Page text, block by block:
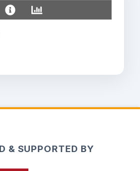
& SUPPORTED BY